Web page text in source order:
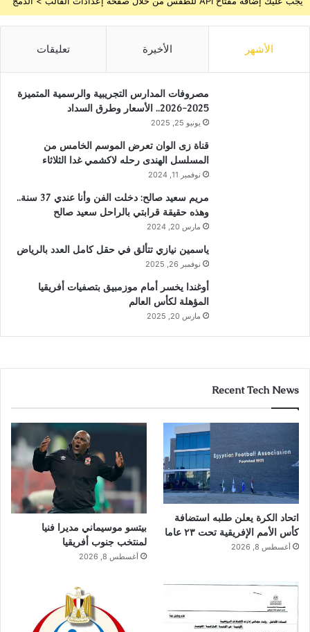
الأشهر الأخيرة تعليقات
مصروفات المدارس التجريبية والرسمية المتميزة
2025-2026.. الأسعار وطرق السداد
يونيو 25, 2025
قناة زى الوان تعرض الموسم الخامس من
المسلسل الهندى رحله لاكشمي غدا الثلاثاء
نوفمبر 11, 2024
مريم سعيد صالح: دخلت الفن وأنا عندي 37 سنة..
وهذه حقيقة قرابتي بالراحل سعيد صالح
مارس 20, 2024
ياسمين نيازي تتألق في حقل كامل العدد بالرياض
نوفمبر 26, 2025
أوغندا يخسر أمام موزمبيق بتصفيات أفريقيا
المؤهلة لكأس العالم
مارس 20, 2025
Recent Tech News
اتحاد الكرة يعلن طلبه استضافة
كأس الأمم الإفريقية تحت ٢٣ عاما
أغسطس 8, 2026
بيتسو موسيماني مديرا فنيا
لمنتخب جنوب أفريقيا
أغسطس 8, 2026